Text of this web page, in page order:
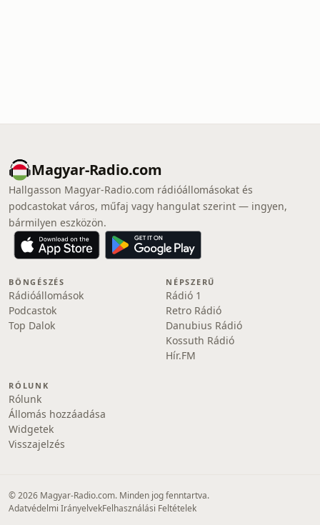
Magyar-Radio.com
Hallgasson Magyar-Radio.com rádióállomásokat és
podcastokat város, műfaj vagy hangulat szerint — ingyen,
bármilyen eszközön.
BÖNGÉSZÉS
Rádióállomások
Podcastok
Top Dalok
NÉPSZERŰ
Rádió 1
Retro Rádió
Danubius Rádió
Kossuth Rádió
Hír.FM
RÓLUNK
Rólunk
Állomás hozzáadása
Widgetek
Visszajelzés
© 2026 Magyar-Radio.com. Minden jog fenntartva.
Adatvédelmi IrányelvekFelhasználási Feltételek